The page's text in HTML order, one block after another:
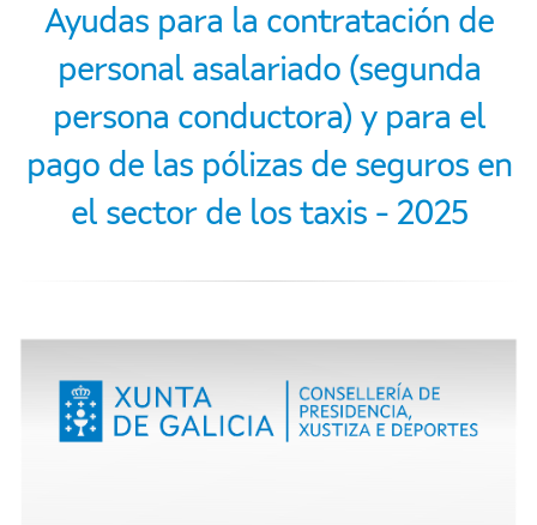
Ayudas para la contratación de
personal asalariado (segunda
persona conductora) y para el
pago de las pólizas de seguros en
el sector de los taxis - 2025